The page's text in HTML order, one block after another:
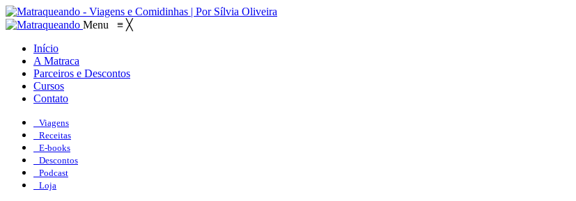
Menu ≡ ╳
Início
A Matraca
Parceiros e Descontos
Cursos
Contato
Viagens
Receitas
E-books
Descontos
Podcast
Loja